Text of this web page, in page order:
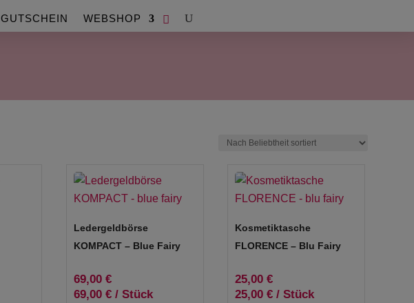
GUTSCHEIN WEBSHOP
Ledergeldbörse
KOMPACT – Blue Fairy
69,00 €
69,00 €/ Stück
Kosmetiktasche
FLORENCE – Blu Fairy
25,00€
25,00€ /Stück